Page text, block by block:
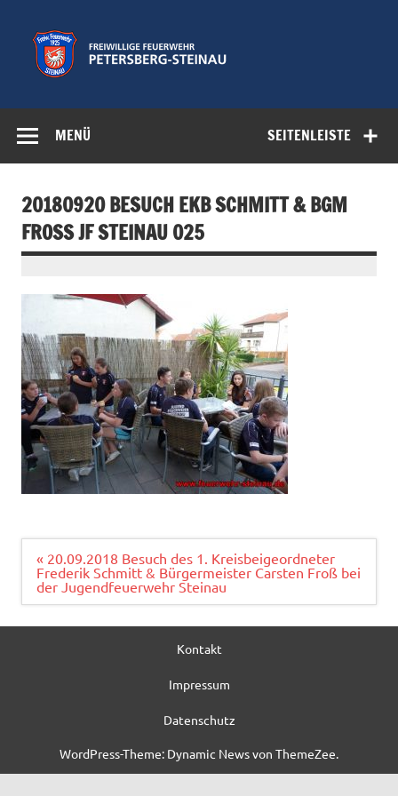
springen
Feuerwehr
Petersberg-
SEITENLEISTE
MENÜ
20180920 BESUCH EKB SCHMITT & BGM
FROSS JF STEINAU 025
Beitragsnavigation
« 20.09.2018 Besuch des 1. Kreisbeigeordneter
Frederik Schmitt & Bürgermeister Carsten Froß bei
der Jugendfeuerwehr Steinau
Kontakt
Impressum
Datenschutz
WordPress-Theme: Dynamic News von ThemeZee.